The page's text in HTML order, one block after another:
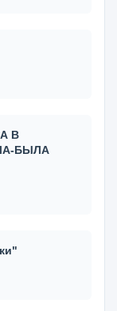
В
БЫЛА